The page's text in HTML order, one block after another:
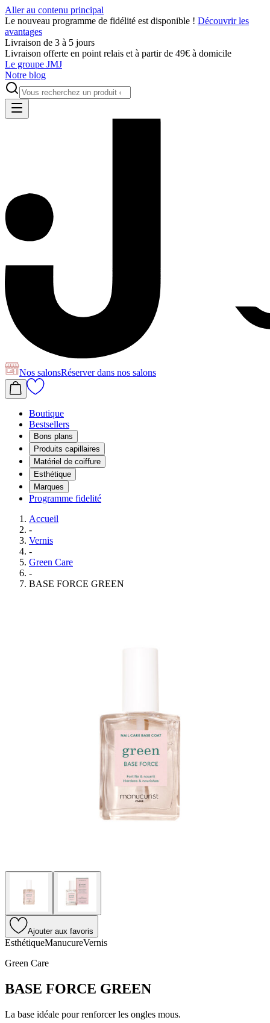
Aller au contenu principal
Le nouveau programme de fidélité est disponible ! Découvrir les
avantages
Livraison de 3 à 5 jours
Livraison offerte en point relais et à partir de 49€ à domicile
Le groupe JMJ
Notre blog
Nos salonsRéserverdans nos salons
Boutique
Bestsellers
Bons plans
Produits capillaires
Matériel de coiffure
Esthétique
Marques
Programme fidelité
Accueil
-
Vernis
-
Green Care
-
BASE FORCE GREEN
Ajouter aux favoris
EsthétiqueManucureVernis
Green Care
BASE FORCE GREEN
La base idéale pour renforcer les ongles mous.